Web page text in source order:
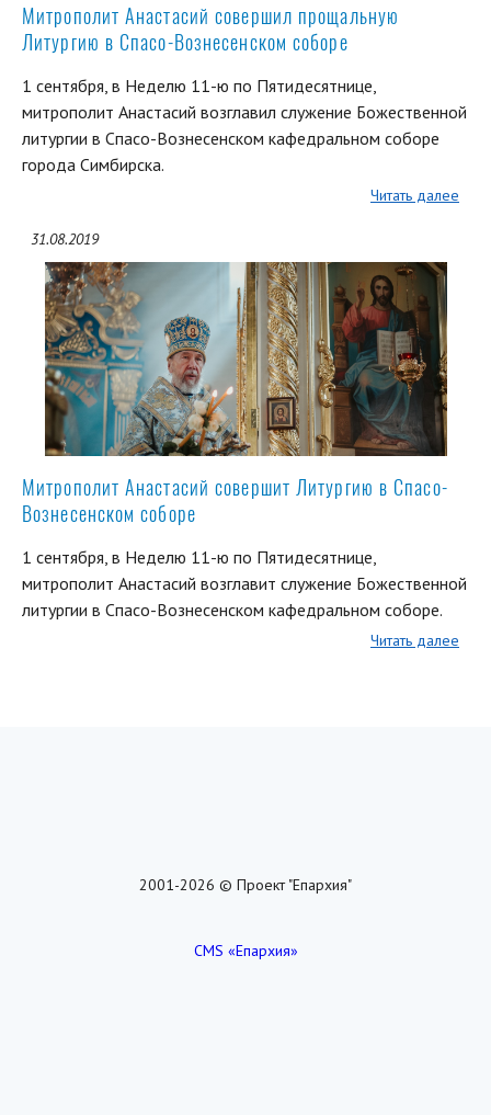
Митрополит Анастасий совершил прощальную
Литургию в Спасо-Вознесенском соборе
1 сентября, в Неделю 11-ю по Пятидесятнице,
митрополит Анастасий возглавил служение Божественной
литургии в Спасо-Вознесенском кафедральном соборе
города Симбирска.
Читать далее
31.08.2019
Митрополит Анастасий совершит Литургию в Спасо-
Вознесенском соборе
1 сентября, в Неделю 11-ю по Пятидесятнице,
митрополит Анастасий возглавит служение Божественной
литургии в Спасо-Вознесенском кафедральном соборе.
Читать далее
2001-2026 © Проект "Епархия"
CMS «Епархия»